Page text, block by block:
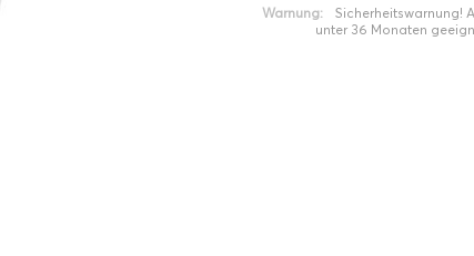
Warnung:
Sicherheitswarnung!
unter 36 Monaten